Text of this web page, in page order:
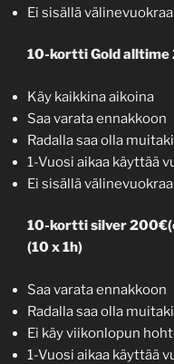
Ei sisällä välinevuokraa
10-kortti Gold alltime
Käy kaikkina aikoina
Saa varata ennakkoon
Radalla saa olla
1-Vuosi aikaa käyttää
Ei sisällä välinevuokraa
10-kortti silver
(10 x 1h)
Saa varata ennakkoon
Radalla saa olla
Ei käy viikonlopun
1-Vuosi aikaa käyttää